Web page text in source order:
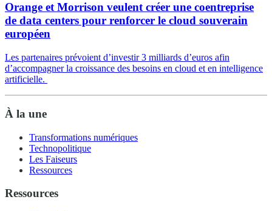
Orange et Morrison veulent créer une coentreprise
de data centers pour renforcer le cloud souverain
européen
Les partenaires prévoient d’investir 3 milliards d’euros afin
d’accompagner la croissance des besoins en cloud et en intelligence
artificielle.
À la une
Transformations numériques
Technopolitique
Les Faiseurs
Ressources
Ressources